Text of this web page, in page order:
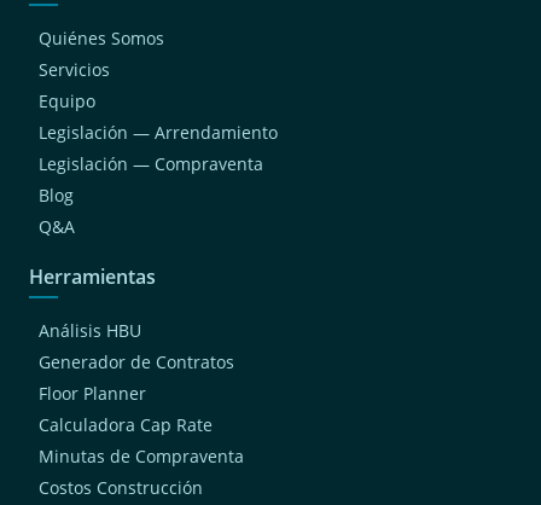
Quiénes Somos
Servicios
Equipo
Legislación — Arrendamiento
Legislación — Compraventa
Blog
Q&A
Herramientas
Análisis HBU
Generador de Contratos
Floor Planner
Calculadora Cap Rate
Minutas de Compraventa
Costos Construcción